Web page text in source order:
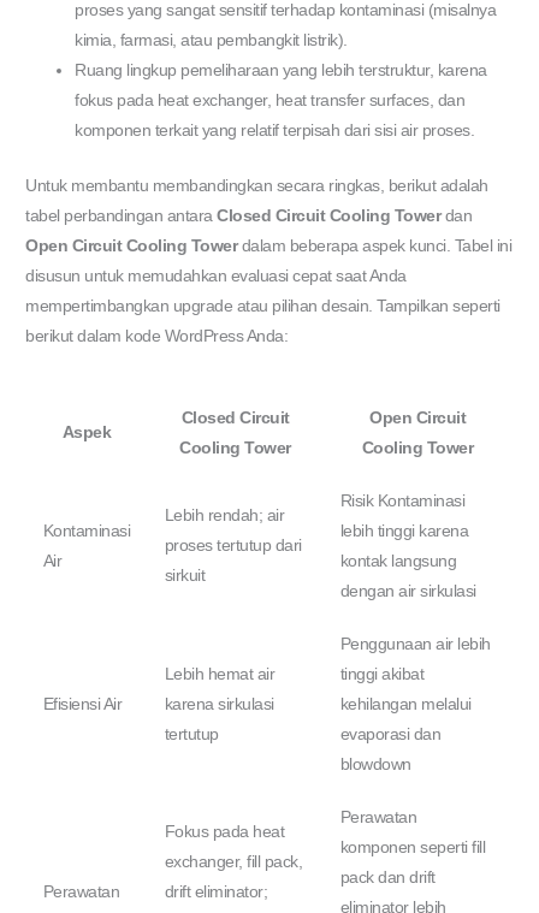
proses yang sangat sensitif terhadap kontaminasi (misalnya
kimia, farmasi, atau pembangkit listrik).
Ruang lingkup pemeliharaan yang lebih terstruktur, karena
fokus pada heat exchanger, heat transfer surfaces, dan
komponen terkait yang relatif terpisah dari sisi air proses.
Untuk membantu membandingkan secara ringkas, berikut adalah
tabel perbandingan antaraClosed Circuit Cooling Towerdan
Open Circuit Cooling Towerdalam beberapa aspek kunci. Tabel ini
disusun untuk memudahkan evaluasi cepat saat Anda
mempertimbangkan upgrade atau pilihan desain. Tampilkan seperti
berikut dalam kode WordPress Anda:
Aspek
Closed Circuit
Cooling Tower
Open Circuit
Cooling Tower
Kontaminasi
Air
Lebih rendah; air
proses tertutup dari
sirkuit
Risik Kontaminasi
lebih tinggi karena
kontak langsung
dengan air sirkulasi
Efisiensi Air
Lebih hemat air
karena sirkulasi
tertutup
Penggunaan air lebih
tinggi akibat
kehilangan melalui
evaporasi dan
blowdown
Perawatan
Fokus pada heat
exchanger, fill pack,
drift eliminator;
Perawatan
komponen seperti fill
pack dan drift
eliminator lebih